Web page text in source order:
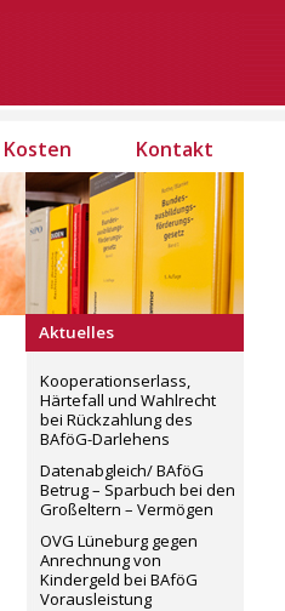
Kosten Kontakt
Aktuelles
Kooperationserlass,
Härtefall und Wahlrecht
bei Rückzahlung des
BAföG-Darlehens
Datenabgleich/ BAföG
Betrug – Sparbuch bei den
Großeltern – Vermögen
OVG Lüneburg gegen
Anrechnung von
Kindergeld bei BAföG
Vorausleistung